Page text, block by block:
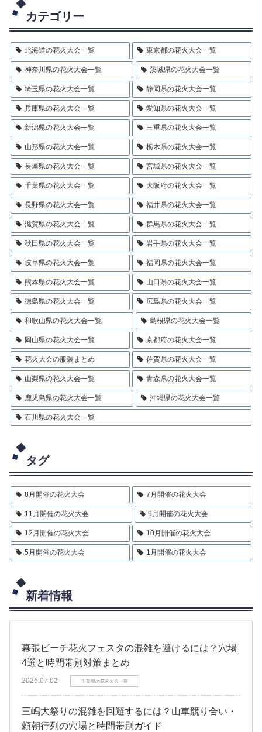
カテゴリー
北海道の花火大会一覧 東京都の花火大会一覧
神奈川県の花火大会一覧 茨城県の花火大会一覧
埼玉県の花火大会一覧 静岡県の花火大会一覧
兵庫県の花火大会一覧 愛知県の花火大会一覧
新潟県の花火大会一覧 三重県の花火大会一覧
山形県の花火大会一覧 栃木県の花火大会一覧
長崎県の花火大会一覧 宮城県の花火大会一覧
千葉県の花火大会一覧 大阪府の花火大会一覧
長野県の花火大会一覧 福井県の花火大会一覧
滋賀県の花火大会一覧 群馬県の花火大会一覧
秋田県の花火大会一覧 岩手県の花火大会一覧
岐阜県の花火大会一覧 福岡県の花火大会一覧
熊本県の花火大会一覧 山口県の花火大会一覧
徳島県の花火大会一覧 広島県の花火大会一覧
和歌山県の花火大会一覧 島根県の花火大会一覧
岡山県の花火大会一覧 京都府の花火大会一覧
花火大会の服装まとめ 佐賀県の花火大会一覧
山梨県の花火大会一覧 青森県の花火大会一覧
鹿児島県の花火大会一覧 沖縄県の花火大会一覧
石川県の花火大会一覧
タグ
8月開催の花火大会 7月開催の花火大会
11月開催の花火大会 9月開催の花火大会
12月開催の花火大会 10月開催の花火大会
5月開催の花火大会 1月開催の花火大会
新着情報
幕張ビーチ花火フェスタの混雑を避けるには？穴場
4選と時間帯別対策まとめ
2026.07.02 千葉県の花火大会一覧
三嶋大祭りの混雑を回避するには？山車競り合い・
頼朝行列の穴場と時間帯別ガイド